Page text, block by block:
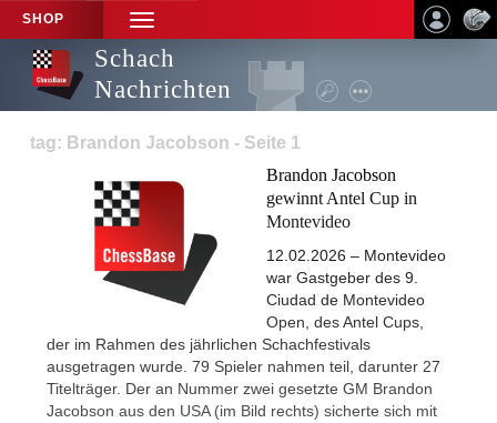
SHOP
TOGGLE
NAVIGATION
Schach
Nachrichten
tag: Brandon Jacobson - Seite 1
Brandon Jacobson
gewinnt Antel Cup in
Montevideo
12.02.2026 – Montevideo
war Gastgeber des 9.
Ciudad de Montevideo
Open, des Antel Cups,
der im Rahmen des jährlichen Schachfestivals
ausgetragen wurde. 79 Spieler nahmen teil, darunter 27
Titelträger. Der an Nummer zwei gesetzte GM Brandon
Jacobson aus den USA (im Bild rechts) sicherte sich mit